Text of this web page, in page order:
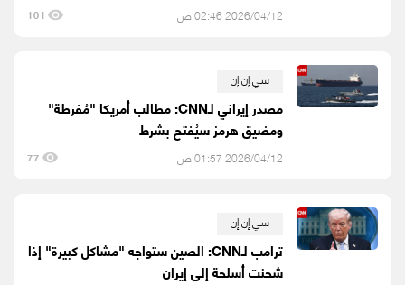
2026/04/12 02:46 ص 101
سي إن إن
مصدر إيراني لـCNN: مطالب أمريكا "مُفرطة"
ومضيق هرمز سيُفتح بشرط
2026/04/12 01:57 ص 77
سي إن إن
ترامب لـCNN: الصين ستواجه "مشاكل كبيرة" إذا
شحنت أسلحة إلى إيران